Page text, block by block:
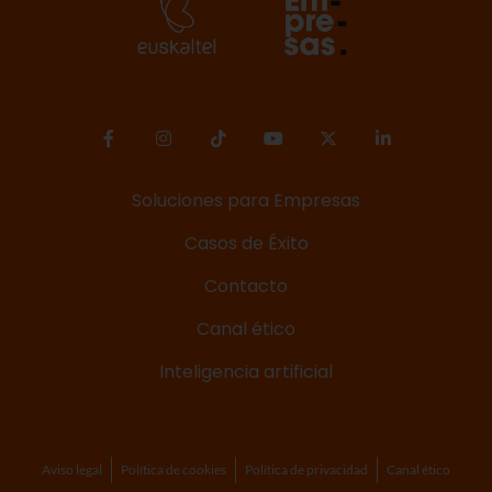
Soluciones para Empresas
Casos de Éxito
Contacto
Canal ético
Inteligencia artificial
Aviso legal Política de cookies Política de privacidad Canal ético